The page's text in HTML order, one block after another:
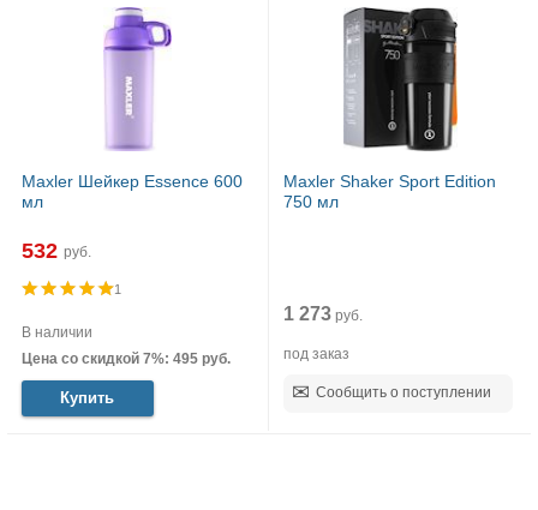
Maxler Шейкер Essence 600
мл
532 руб.
1
В наличии
Цена со скидкой 7%: 495 руб.
Купить
Maxler Shaker Sport Edition
750 мл
1 273 руб.
под заказ
Сообщить о поступлении